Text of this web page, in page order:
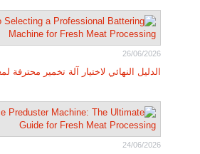
26/06/2026
الدليل النهائي لاختيار آلة تخمير محترفة
24/06/2026